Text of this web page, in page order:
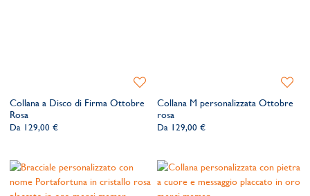
Collana a Disco di Firma Ottobre
Rosa
Da 129,00 €
Aggiungi
lista
Collana M personalizzata Ottobre
rosa
Da 129,00 €
lista